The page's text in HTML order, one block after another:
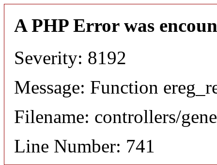
A PHP Error was
Severity: 8192
Message: Function
Filename: controllers/
Line Number: 741